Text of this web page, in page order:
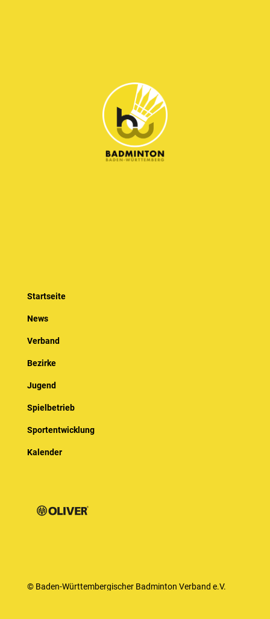
Startseite
News
Verband
Bezirke
Jugend
Spielbetrieb
Sportentwicklung
Kalender
© Baden-Württembergischer Badminton Verband e.V.